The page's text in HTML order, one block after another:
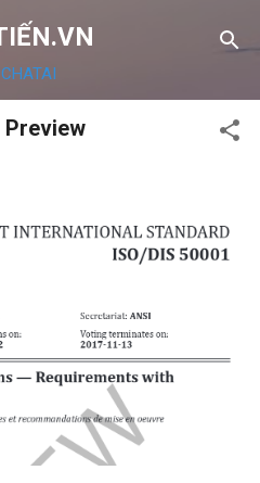
nội dung chính
Preview